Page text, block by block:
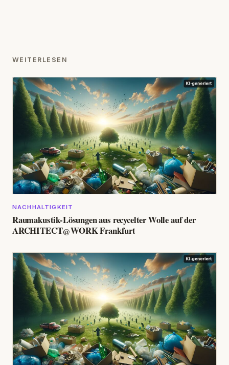
WEITERLESEN
NACHHALTIGKEIT
Raumakustik-Lösungen aus recycelter Wolle auf der
ARCHITECT@WORK Frankfurt